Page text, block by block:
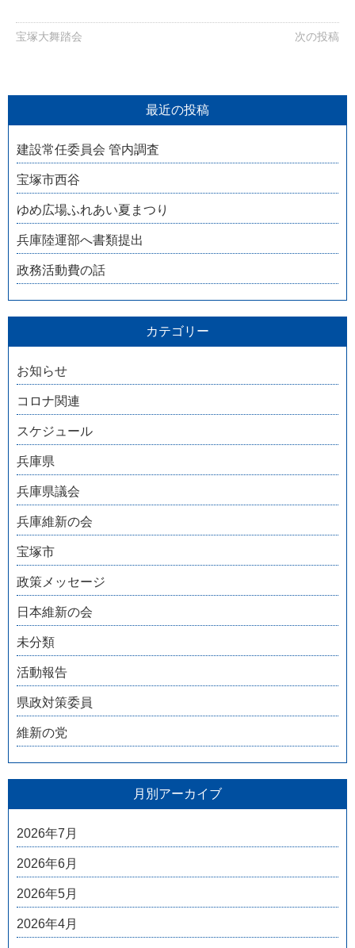
宝塚大舞踏会 次の投稿
最近の投稿
建設常任委員会 管内調査
宝塚市西谷
ゆめ広場ふれあい夏まつり
兵庫陸運部へ書類提出
政務活動費の話
カテゴリー
お知らせ
コロナ関連
スケジュール
兵庫県
兵庫県議会
兵庫維新の会
宝塚市
政策メッセージ
日本維新の会
未分類
活動報告
県政対策委員
維新の党
月別アーカイブ
2026年7月
2026年6月
2026年5月
2026年4月